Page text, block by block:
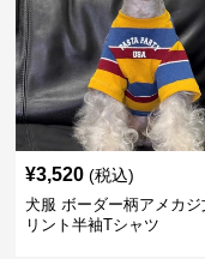
¥3,520 (税込)
犬服 ボーダー柄アメカ
リント半袖Tシャツ